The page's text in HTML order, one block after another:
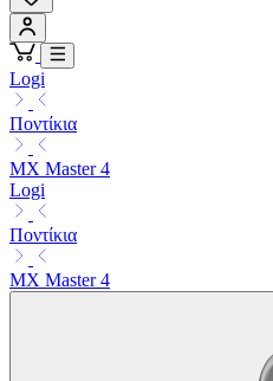
Logi
Ποντίκια
MX Master 4
Logi
Ποντίκια
MX Master 4